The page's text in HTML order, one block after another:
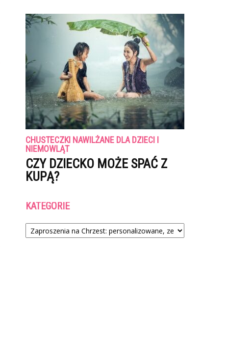
CHUSTECZKI NAWILŻANE DLA DZIECI I
NIEMOWLĄT
CZY DZIECKO MOŻE SPAĆ Z
KUPĄ?
KATEGORIE
Kategorie